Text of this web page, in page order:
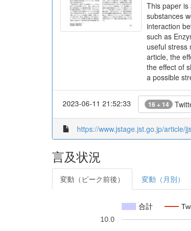
This paper is
substances
interaction
such as
useful stress
article, the
the effect of
a possible
2023-06-11 21:52:33 16 + 14
https://www.jstage.jst.go.jp/article/
言及状況
変動（ピーク前後） 変動（月別）
合計
10.0